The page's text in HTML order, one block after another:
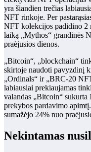
yra šiandien trečias
NFT rinkoje. Per
NFT kolekcijos padidino 2
laiką „Mythos“ grandinės
praėjusios dienos.
„Bitcoin“, „blockchain“
skirtoje naudoti pavyzdinį
„Ordinals“ ir „BRC-20
labiausiai prekiaujamas
valandas „Bitcoin“
prekybos pardavimo
sumažėjo 24% nuo
Nekintamas